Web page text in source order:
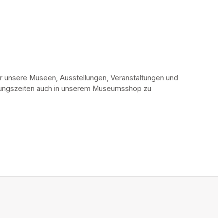
Museen, Ausstellungen, Veranstaltungen und
auch in unserem Museumsshop zu